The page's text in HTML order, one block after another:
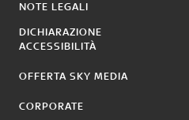
NOTE LEGALI
DICHIARAZIONE
ACCESSIBILITÀ
OFFERTA SKY MEDIA
CORPORATE